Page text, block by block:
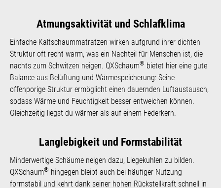
Atmungsaktivität und Schlafklima
Einfache Kaltschaummatratzen wirken aufgrund ihrer dichten
Struktur oft recht warm, was ein Nachteil für Menschen ist, die
nachts zum Schwitzen neigen. QXSchaum® bietet hier eine gute
Balance aus Belüftung und Wärmespeicherung: Seine
offenporige Struktur ermöglicht einen dauernden Luftaustausch,
sodass Wärme und Feuchtigkeit besser entweichen können.
Gleichzeitig liegst du wärmer als auf einem Federkern.
Langlebigkeit und Formstabilität
Minderwertige Schäume neigen dazu, Liegekuhlen zu bilden.
QXSchaum® hingegen bleibt auch bei häufiger Nutzung
formstabil und kehrt dank seiner hohen Rückstellkraft schnell in